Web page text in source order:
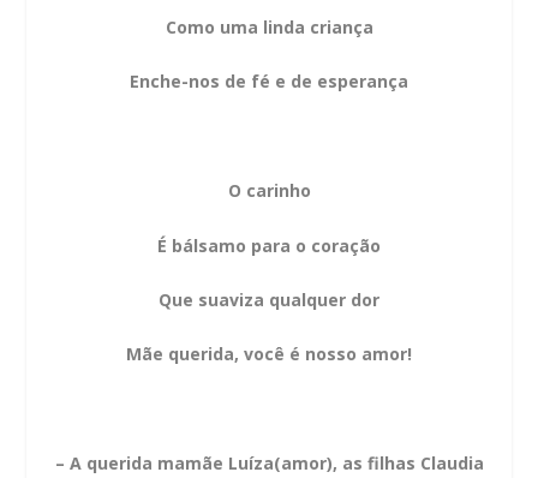
Como uma linda criança
Enche-nos de fé e de esperança
O carinho
É bálsamo para o coração
Que suaviza qualquer dor
Mãe querida, você é nosso amor!
– A querida mamãe Luíza(amor), as filhas Claudia